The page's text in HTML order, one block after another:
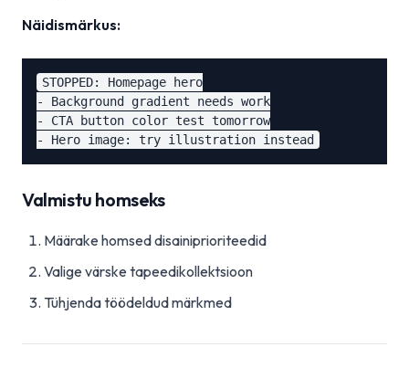
Näidismärkus:
STOPPED: Homepage hero
- Background gradient needs work
- CTA button color test tomorrow
Valmistu homseks
Määrake homsed disainiprioriteedid
Valige värske tapeedikollektsioon
Tühjenda töödeldud märkmed